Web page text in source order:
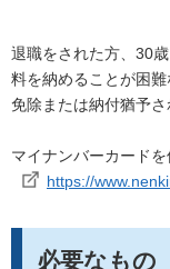
退職をされた方、30
料を納めることが困
免除または納付猶予さ
マイナンバーカードを
https://
必要なもの